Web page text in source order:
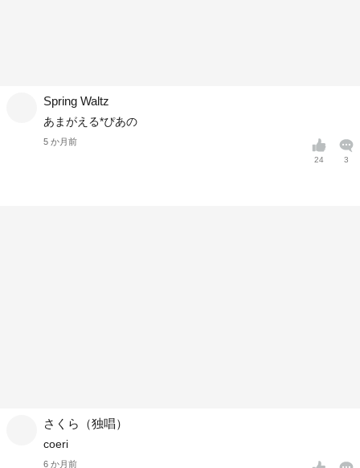
Spring Waltz
あまがえる*ぴあの
5 か月前
24 3
さくら（独唱）
coeri
6 か月前